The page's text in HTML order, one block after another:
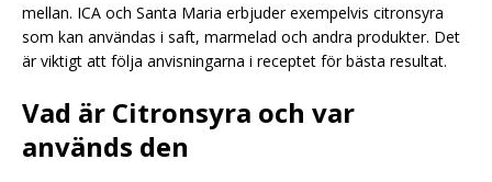
mellan. ICA och Santa Maria erbjuder exempelvis citronsyra
som kan användas i saft, marmelad och andra produkter. Det
är viktigt att följa anvisningarna i receptet för bästa resultat.
Vad är Citronsyra och var
används den